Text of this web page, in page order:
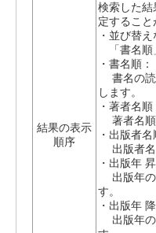
結果の表示
順序
検索した結
定すること
・並び替え
「書名順
・書名順：
書名の読
します。
・著者名順
著者名順
・出版者名
出版者名
・出版年
出版年の
す。
・出版年
出版年の